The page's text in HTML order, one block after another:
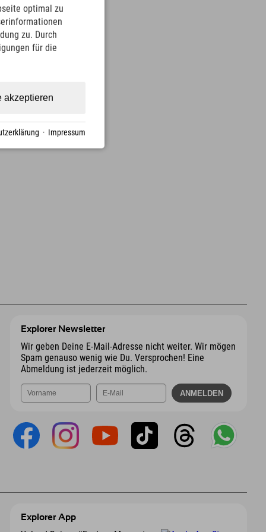
Explorer Newsletter
Wir geben Deine E-Mail-Adresse nicht weiter. Wir mögen
Spam genauso wenig wie Du. Versprochen! Eine
Abmeldung ist jederzeit möglich.
Explorer App
optimal zu
zu. Durch
für die
akzeptieren
· Impressum